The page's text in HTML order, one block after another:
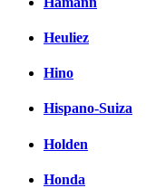
Heuliez
Hino
Hispano-Suiza
Holden
Honda